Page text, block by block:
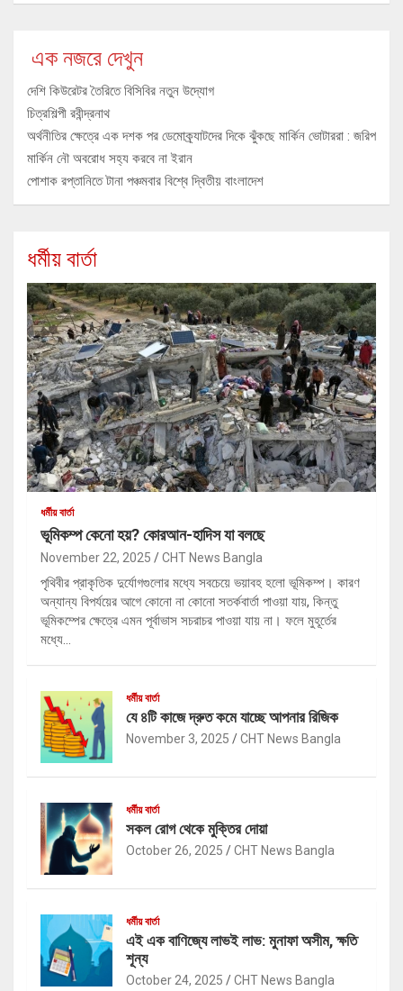
এক নজরে দেখুন
দেশি কিউরেটর তৈরিতে বিসিবির নতুন উদ্যোগ
চিত্রশিল্পী রবীন্দ্রনাথ
অর্থনীতির ক্ষেত্রে এক দশক পর ডেমোক্র্যাটদের দিকে ঝুঁকছে মার্কিন ভোটাররা : জরিপ
মার্কিন নৌ অবরোধ সহ্য করবে না ইরান
পোশাক রপ্তানিতে টানা পঞ্চমবার বিশ্বে দ্বিতীয় বাংলাদেশ
ধর্মীয় বার্তা
ধর্মীয় বার্তা
ভূমিকম্প কেনো হয়? কোরআন-হাদিস যা বলছে
November 22, 2025 CHT News Bangla
পৃথিবীর প্রাকৃতিক দুর্যোগগুলোর মধ্যে সবচেয়ে ভয়াবহ হলো ভূমিকম্প। কারণ
অন্যান্য বিপর্যয়ের আগে কোনো না কোনো সতর্কবার্তা পাওয়া যায়, কিন্তু
ভূমিকম্পের ক্ষেত্রে এমন পূর্বাভাস সচরাচর পাওয়া যায় না। ফলে মুহূর্তের
মধ্যে…
ধর্মীয় বার্তা
যে ৪টি কাজে দ্রুত কমে যাচ্ছে আপনার রিজিক
November 3, 2025 CHT News Bangla
ধর্মীয় বার্তা
সকল রোগ থেকে মুক্তির দোয়া
October 26, 2025 CHT News Bangla
ধর্মীয় বার্তা
এই এক বাণিজ্যে লাভই লাভ: মুনাফা অসীম, ক্ষতি
শূন্য
October 24, 2025 CHT News Bangla